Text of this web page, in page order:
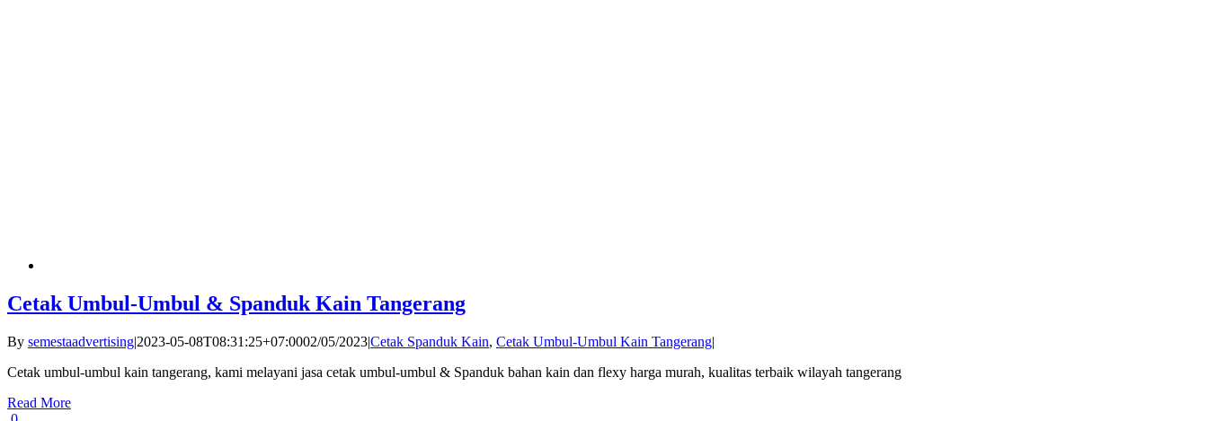
Cetak Umbul-Umbul & Spanduk Kain Tangerang
By semestaadvertising|2023-05-08T08:31:25+07:0002/05/2023|Cetak Spanduk Kain, Cetak Umbul-Umbul Kain Tangerang|
Cetak umbul-umbul kain tangerang, kami melayani jasa cetak umbul-umbul & Spanduk bahan kain dan flexy harga murah, kualitas terbaik wilayah tangerang
Read More